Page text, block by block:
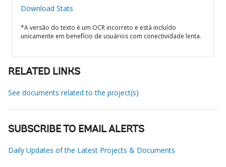
Download Stats
*A versão do texto é um OCR incorreto e está incluído
unicamente em benefício de usuários com conectividade lenta.
RELATED LINKS
See documents related to the project(s)
SUBSCRIBE TO EMAIL ALERTS
Daily Updates of the Latest Projects & Documents